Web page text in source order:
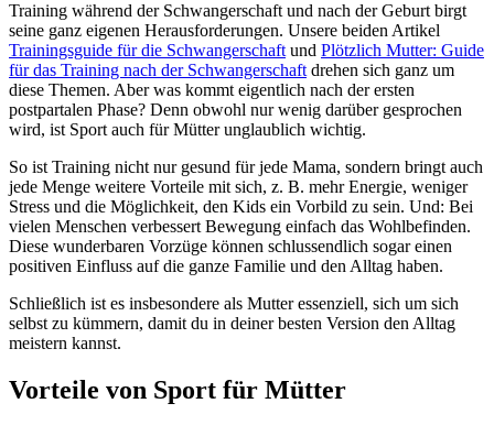
Training während der Schwangerschaft und nach der Geburt birgt
seine ganz eigenen Herausforderungen. Unsere beiden Artikel
Trainingsguide für die Schwangerschaft und Plötzlich Mutter: Guide
für das Training nach der Schwangerschaft drehen sich ganz um
diese Themen. Aber was kommt eigentlich nach der ersten
postpartalen Phase? Denn obwohl nur wenig darüber gesprochen
wird, ist Sport auch für Mütter unglaublich wichtig.
So ist Training nicht nur gesund für jede Mama, sondern bringt auch
jede Menge weitere Vorteile mit sich, z. B. mehr Energie, weniger
Stress und die Möglichkeit, den Kids ein Vorbild zu sein. Und: Bei
vielen Menschen verbessert Bewegung einfach das Wohlbefinden.
Diese wunderbaren Vorzüge können schlussendlich sogar einen
positiven Einfluss auf die ganze Familie und den Alltag haben.
Schließlich ist es insbesondere als Mutter essenziell, sich um sich
selbst zu kümmern, damit du in deiner besten Version den Alltag
meistern kannst.
Vorteile von Sport für Mütter